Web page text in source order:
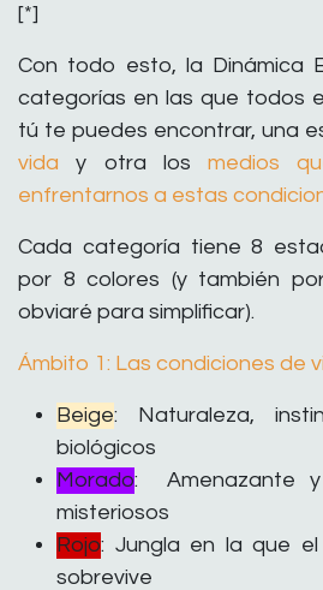
[*]
Con todo esto, la Dinámica
categorías en las que todos
tú te puedes encontrar, una
vida y otra losmedios
enfrentarnos a estas
Cada categoría tiene 8
por 8 colores (y también
obviaré para simplificar).
Ámbito 1: Las condiciones de
Beige: Naturaleza,
biológicos
Morado: Amenazante
misteriosos
Rojo: Jungla en la que
sobrevive